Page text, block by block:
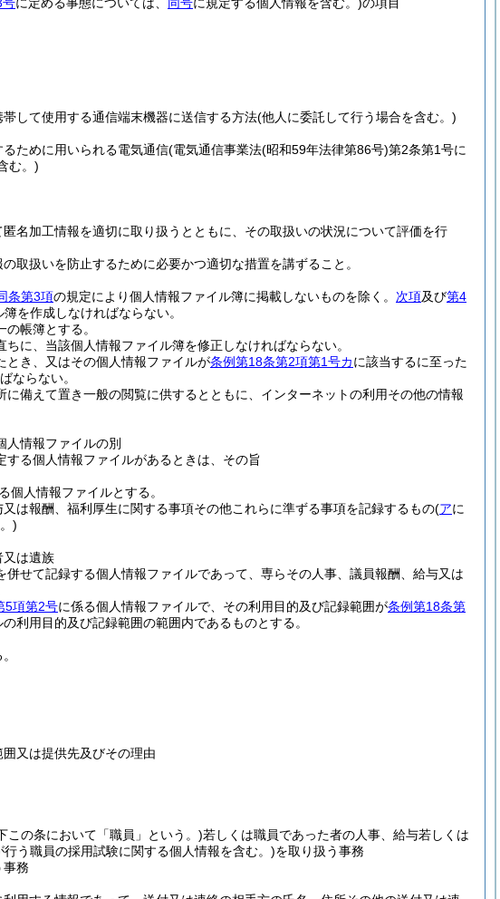
して使用する通信端末機器に送信する方法(他人に委託して行う場合を含む。)
ために用いられる電気通信(電気通信事業法(昭和59年法律第86号)第2条第1号に
む。)
名加工情報を適切に取り扱うとともに、その取扱いの状況について評価を行
取扱いを防止するために必要かつ適切な措置を講ずること。
条第3項の規定により個人情報ファイル簿に掲載しないものを除く。 次項及び第4
を作成しなければならない。
帳簿とする。
に、当該個人情報ファイル簿を修正しなければならない。
とき、又はその個人情報ファイルが条例第18条第2項第1号カに該当するに至った
ならない。
備えて置き一般の閲覧に供するとともに、インターネットの利用その他の情報
人情報ファイルの別
する個人情報ファイルがあるときは、その旨
個人情報ファイルとする。
は報酬、福利厚生に関する事項その他これらに準ずる事項を記録するもの(アに
)
又は遺族
併せて記録する個人情報ファイルであって、専らその人事、議員報酬、給与又は
5項第2号に係る個人情報ファイルで、その利用目的及び記録範囲が条例第18条第
利用目的及び記録範囲の範囲内であるものとする。
又は提供先及びその理由
この条において「職員」という。)若しくは職員であった者の人事、給与若しくは
行う職員の採用試験に関する個人情報を含む。)を取り扱う事務
事務